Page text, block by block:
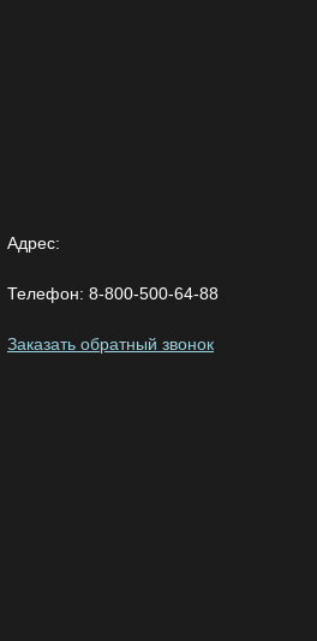
Адрес:
Телефон: 8-800-500-64-88
Заказать обратный звонок